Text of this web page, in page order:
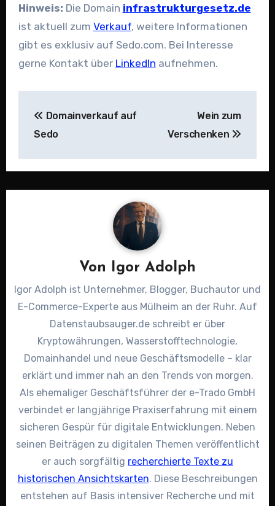
Hinweis: Die Domain infrastrukturgesetz.de
ist aktuell zum Verkauf, weitere Informationen
gibt es exklusiv auf Sedo.com. Bei Interesse
gerne Kontakt über LinkedIn aufnehmen.
Domainverkauf auf
Sedo
Wein zum
Verschenken
Von Igor Adolph
Igor Adolph ist Unternehmer, Blogger, Buchautor und
E-Commerce-Experte aus Mülheim an der Ruhr. Auf
Datenstaubsauger.de schreibt er über
Kryptowährungen, Wasserstofftechnologie,
Domainhandel und neue Geschäftsmodelle – klar
erklärt und immer nah an den Trends von morgen.
Als ehemaliger Geschäftsführer der e-Trado GmbH
verbindet er langjährige Praxiserfahrung mit einem
sicheren Gespür für digitale Entwicklungen. Neben
seinen Beiträgen zu digitalen Themen veröffentlicht
er auch sorgfältig recherchierte Texte zu
historischen Ansichtskarten. Diese Beschreibungen
entstehen auf Basis intensiver Recherche und mit